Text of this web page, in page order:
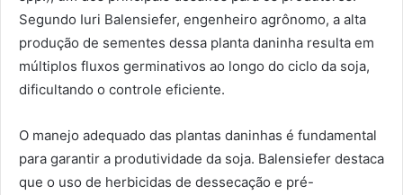
Segundo Iuri Balensiefer, engenheiro agrônomo, a alta
produção de sementes dessa planta daninha resulta em
múltiplos fluxos germinativos ao longo do ciclo da soja,
dificultando o controle eficiente.
O manejo adequado das plantas daninhas é fundamental
para garantir a produtividade da soja. Balensiefer destaca
que o uso de herbicidas de dessecação e pré-